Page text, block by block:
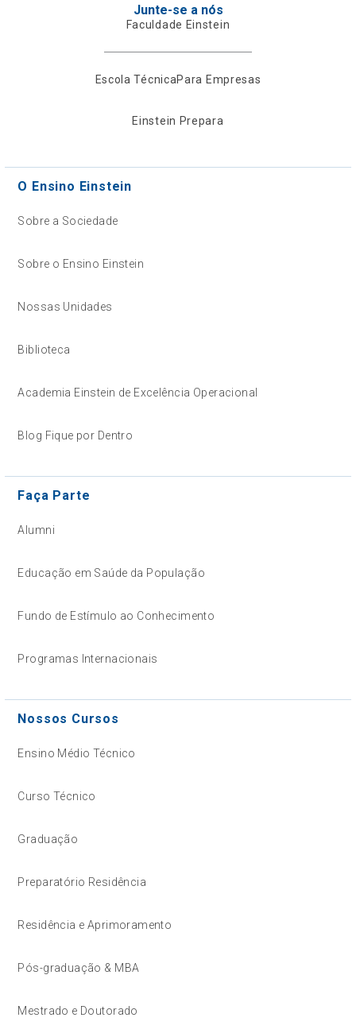
Junte-se a nós
Faculdade Einstein
Escola TécnicaPara Empresas
Einstein Prepara
O Ensino Einstein
Sobre a Sociedade
Sobre o Ensino Einstein
Nossas Unidades
Biblioteca
Academia Einstein de Excelência Operacional
Blog Fique por Dentro
Faça Parte
Alumni
Educação em Saúde da População
Fundo de Estímulo ao Conhecimento
Programas Internacionais
Nossos Cursos
Ensino Médio Técnico
Curso Técnico
Graduação
Preparatório Residência
Residência e Aprimoramento
Pós-graduação & MBA
Mestrado e Doutorado